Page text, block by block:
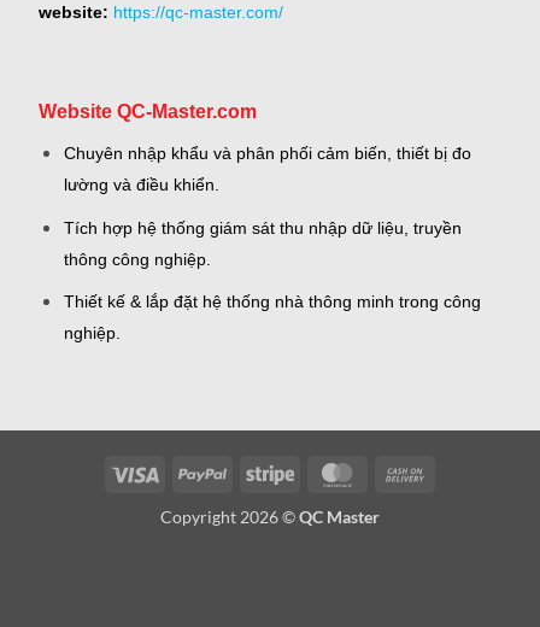
website: https://qc-master.com/
Website QC-Master.com
Chuyên nhập khẩu và phân phối cảm biến, thiết bị đo
lường và điều khiển.
Tích hợp hệ thống giám sát thu nhập dữ liệu, truyền
thông công nghiệp.
Thiết kế & lắp đặt hệ thống nhà thông minh trong công
nghiệp.
Visa PayPal Stripe MasterCard
Copyright 2026 ©QC Master